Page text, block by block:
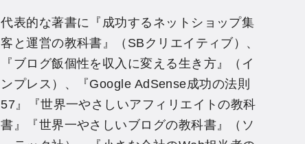
代表的な著書に『成功するネットショップ集
客と運営の教科書』（SBクリエイティブ）、
『ブログ飯個性を収入に変える生き方』（イ
ンプレス）、『Google AdSense成功の法則
57』『世界一やさしいアフィリエイトの教科
書』『世界一やさしいブログの教科書』（ソ